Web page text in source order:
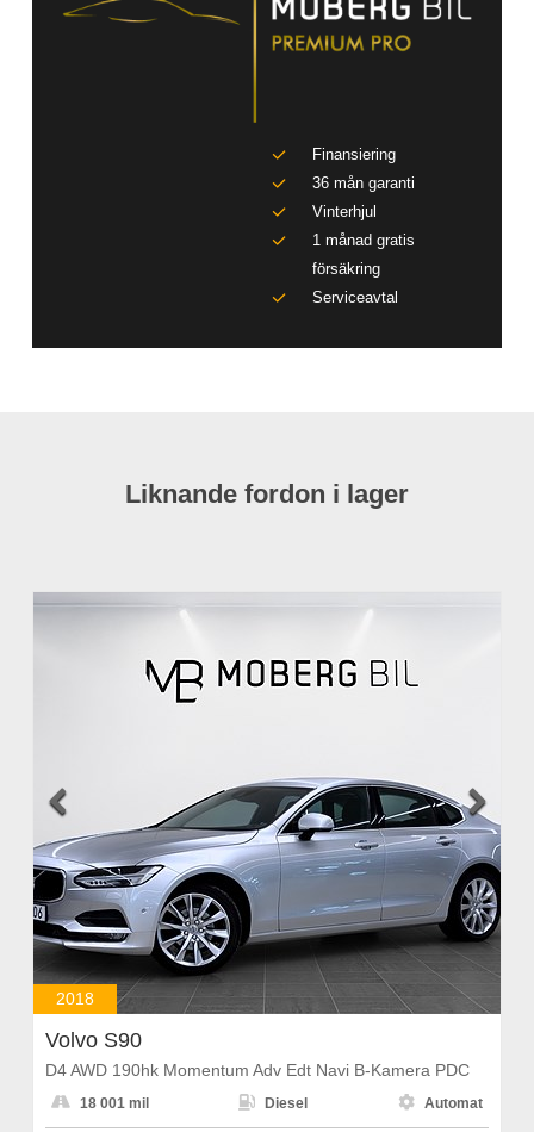
Finansiering
36 mån garanti
Vinterhjul
1 månad gratis
försäkring
Serviceavtal
Liknande fordon i lager
 
2018
Volvo S90
D4 AWD 190hk Momentum Adv Edt Navi B-Kamera PDC
 18 001 mil  Diesel  Automat